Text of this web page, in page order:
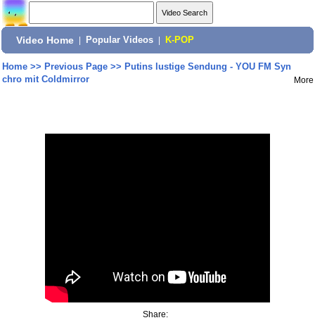
Video Home Popular Videos K-POP
Home>> Previous Page>> Putins lustige Sendung - YOU FM Syn
chro mit Coldmirror
More
Share: